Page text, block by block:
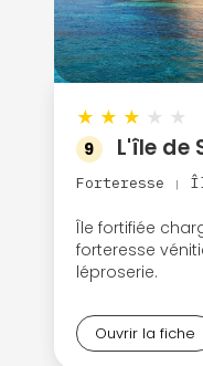
★ ★ ★ ★ ★
9 L'île de
Forteresse |
Île fortifiée
forteresse
léproserie.
Ouvrir la fiche
ou
confidentialité.